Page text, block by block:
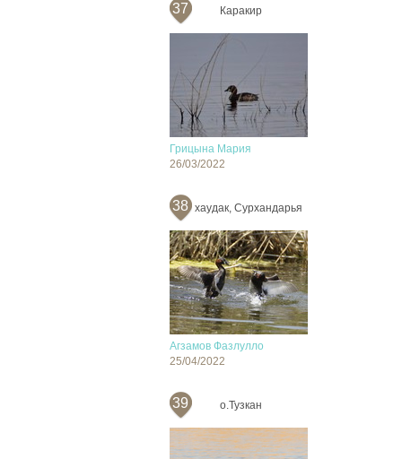
37 Каракир
Грицына Мария
26/03/2022
38 хаудак, Сурхандарья
Агзамов Фазлулло
25/04/2022
39 о.Тузкан